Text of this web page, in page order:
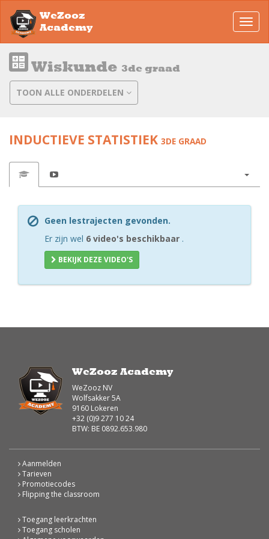
WeZooz
Academy
Wiskunde 3de graad
TOON ALLE ONDERDELEN
INDUCTIEVE STATISTIEK 3DE GRAAD
Geen lestrajecten gevonden.
Er zijn wel 6 video's beschikbaar .
BEKIJK DEZE VIDEO'S
WeZooz Academy
WeZooz NV
Wolfsakker 5A
9160 Lokeren
+32 (0)9 277 10 24
BTW: BE 0892.653.980
Aanmelden
Tarieven
Promotiecodes
Flipping the classroom
Toegang leerkrachten
Toegang scholen